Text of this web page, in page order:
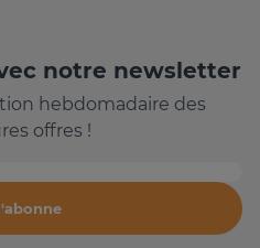
notre newsletter
hebdomadaire des
offres !